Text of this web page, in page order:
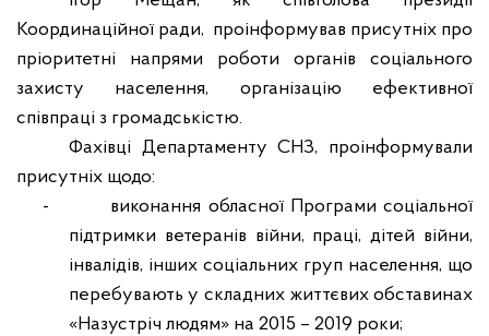
Координаційної ради, проінформував присутніх про
пріоритетні напрями роботи органів соціального
захисту населення, організацію ефективної
співпраці з громадськістю.
Фахівці Департаменту СНЗ, проінформували
присутніх щодо:
-
виконання обласної Програми соціальної
підтримки ветеранів війни, праці, дітей війни,
інвалідів, інших соціальних груп населення, що
перебувають у складних життєвих обставинах
«Назустріч людям» на 2015 – 2019 роки;